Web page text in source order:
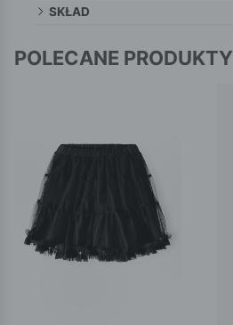
SKŁAD
POLECANE PRODUKTY